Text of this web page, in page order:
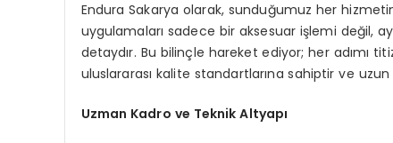
Endura Sakarya olarak, sunduğumuz her
uygulamaları sadece bir aksesuar işlemi değil,
detaydır. Bu bilinçle hareket ediyor; her adımı
uluslararası kalite standartlarına sahiptir ve uzun
Uzman Kadro ve Teknik Altyapı